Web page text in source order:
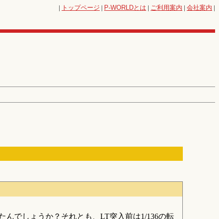
| トップページ | P-WORLDとは | ご利用案内 | 会社案内 |
でしょうか？それとも、LT突入前は1/136の転